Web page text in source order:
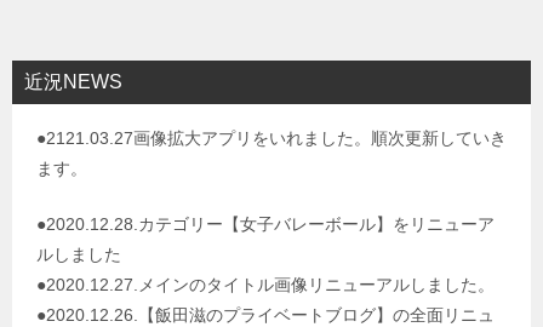
ビ
ゲ
近況NEWS
●2121.03.27画像拡大アプリをいれました。順次更新していき
ます。
●2020.12.28.カテゴリー【女子バレーボール】をリニューア
ルしました
●2020.12.27.メインのタイトル画像リニューアルしました。
●2020.12.26.【飯田滋のプライベートブログ】の全面リニュ